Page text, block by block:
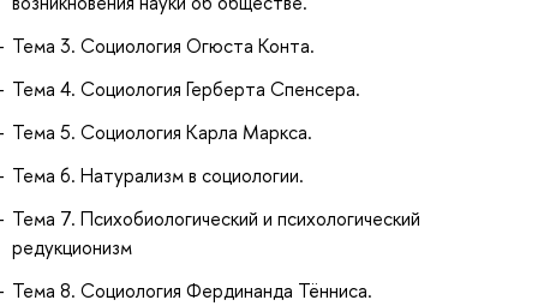
Тема 3. Социология Огюста Конта.
Тема 4. Социология Герберта Спенсера.
Тема 5. Социология Карла Маркса.
Тема 6. Натурализм в социологии.
Тема 7. Психобиологический и психологический
редукционизм
Тема 8. Социология Фердинанда Тённиса.